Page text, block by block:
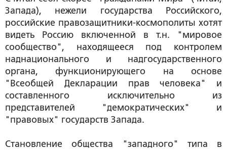
Запада), нежели государства Российского,
российские правозащитники-космополиты хотят
видеть Россию включенной в т.н. "мировое
сообщество", находящееся под контролем
наднационального и надгосударственного
органа, функционирующего на основе
"Всеобщей Декларации прав человека" и
составленного исключительно из
представителей "демократических" и
"правовых" государств Запада.
Становление общества "западного" типа в